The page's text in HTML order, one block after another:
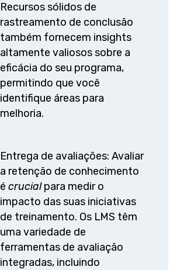
Recursos sólidos de
rastreamento de conclusão
também fornecem insights
altamente valiosos sobre a
eficácia do seu programa,
permitindo que você
identifique áreas para
melhoria.
Entrega de avaliações: Avaliar
a retenção de conhecimento
é crucialpara medir o
impacto das suas iniciativas
de treinamento. Os LMS têm
uma variedade de
ferramentas de avaliação
integradas, incluindo